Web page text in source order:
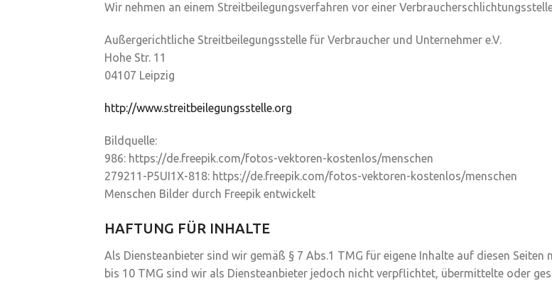
Wir nehmen an einem Streitbeilegungsverfahren vor einer
Außergerichtliche Streitbeilegungsstelle für Verbraucher und Unternehmer e.V.
Hohe Str. 11
04107 Leipzig
http://www.streitbeilegungsstelle.org
Bildquelle:
986: https://de.freepik.com/fotos-vektoren-kostenlos/menschen
279211-P5UI1X-818: https://de.freepik.com/fotos-vektoren-kostenlos/menschen
Menschen Bilder durch Freepik entwickelt
HAFTUNG FÜR INHALTE
Als Diensteanbieter sind wir gemäß § 7 Abs.1 TMG für eigene Inhalte auf diesen
bis 10 TMG sind wir als Diensteanbieter jedoch nicht verpflichtet, übermittelte oder